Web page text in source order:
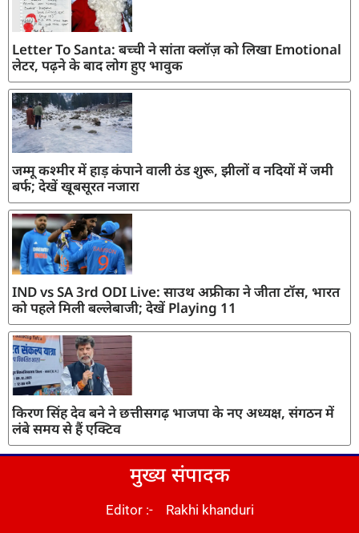
Letter To Santa: बच्ची ने सांता क्लॉज़ को लिखा Emotional
लेटर, पढ़ने के बाद लोग हुए भावुक
जम्मू कश्मीर में हाड़ कंपाने वाली ठंड शुरू, झीलों व नदियों में जमी
बर्फ; देखें खूबसूरत नजारा
IND vs SA 3rd ODI Live: साउथ अफ्रीका ने जीता टॉस, भारत
को पहले मिली बल्लेबाजी; देखें Playing 11
किरण सिंह देव बने ने छत्तीसगढ़ भाजपा के नए अध्यक्ष, संगठन में
लंबे समय से हैं एक्टिव
मुख्य संपादक
Editor :- Rakhi khanduri